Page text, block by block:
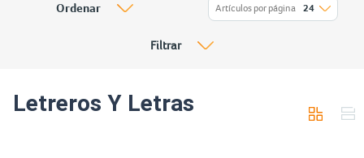
Letreros Y Letras
Ordenar Artículos por página 24
Filtrar